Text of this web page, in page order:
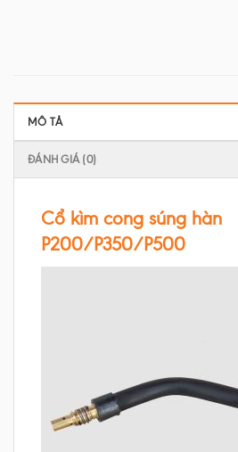
MÔ TẢ
ĐÁNH GIÁ (0)
Cổ kìm cong súng hàn
P200/P350/P500